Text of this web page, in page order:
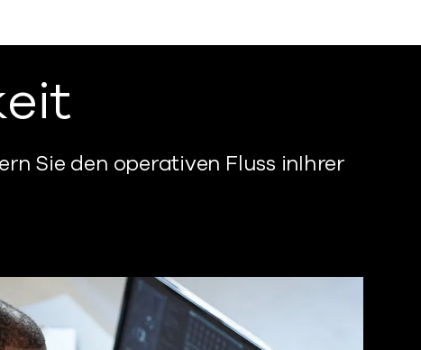
Sie den operativen Fluss inIhrer